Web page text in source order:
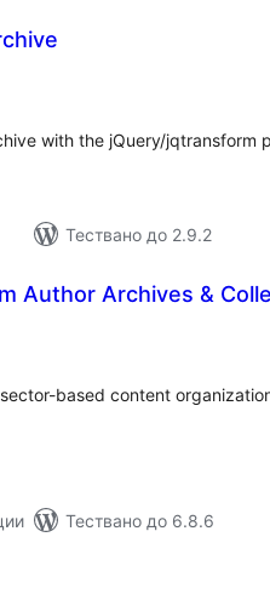
with the jQuery/jqtransform
Тествано до 2.9.2
Author Archives &
based content
Тествано до 6.8.6